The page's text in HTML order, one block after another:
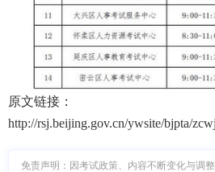
原文链接：
http://rsj.beijing.gov.cn/ywsite/bjpta/
免责声明：因考试政策、内容不断变化与调